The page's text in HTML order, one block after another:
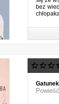
bez
I choć
do
Powieść